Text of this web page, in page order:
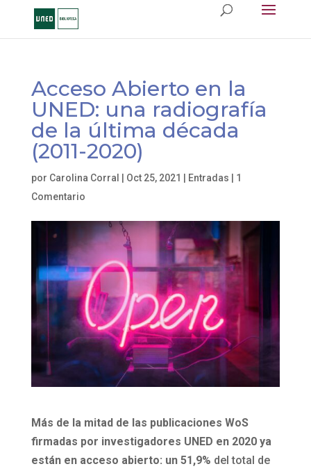
Acceso Abierto en la
UNED: una radiografía
de la última década
(2011-2020)
por Carolina Corral Oct 25, 2021 Entradas
1
Comentario
Más de la mitad de las publicaciones WoS
firmadas por investigadores UNED en 2020 ya
están en acceso abierto: un 51,9% del total de